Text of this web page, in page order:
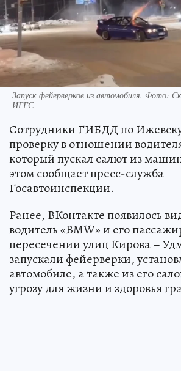
Запуск фейерверков из автомобиля. Фото:
ИГГС
Сотрудники ГИБДД по
проверку в отношении
который пускал салют из
этом сообщает пресс-служба
Госавтоинспекции.
Ранее, ВКонтакте появилось
водитель «BMW» и его
пересечении улиц Кирова –
запускали фейерверки,
автомобиле, а также из его
угрозу для жизни и здоровья